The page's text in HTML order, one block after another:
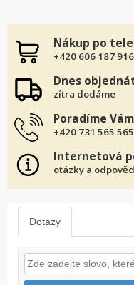
Nákup po
+420 606 187 916
Dnes
zítra dodáme
Poradíme Vám
+420 731 565 565
Internetová
otázky a
Dotazy